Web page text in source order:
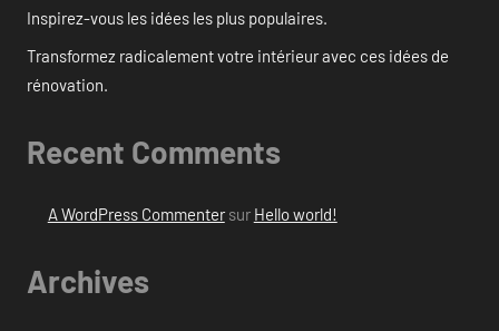
Inspirez-vous les idées les plus populaires.
Transformez radicalement votre intérieur avec ces idées de
rénovation.
Recent Comments
A WordPress Commentersur Hello world!
Archives